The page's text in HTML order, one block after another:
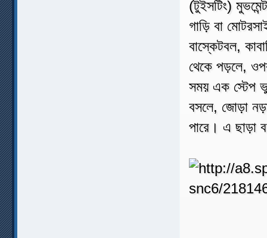
(টুইসটিং)
গাড়ি বা
বাস্কেটবল,
থেকে পড়লে,
সময় এক স্টেপ
বসলে, জোড়া
পারে। এ ছাড়া